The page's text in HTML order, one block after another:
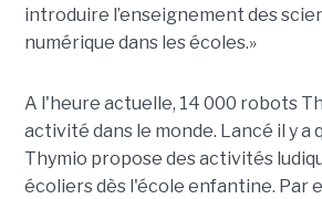
introduire l’enseignement des
numérique dans les écoles.»
A l'heure actuelle, 14 000 robots
activité dans le monde. Lancé il y a
Thymio propose des activités
écoliers dès l'école enfantine. Par